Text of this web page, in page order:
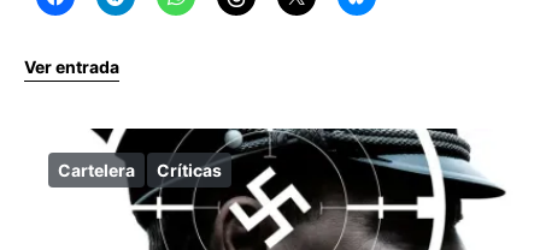
Ver entrada
Cartelera Críticas